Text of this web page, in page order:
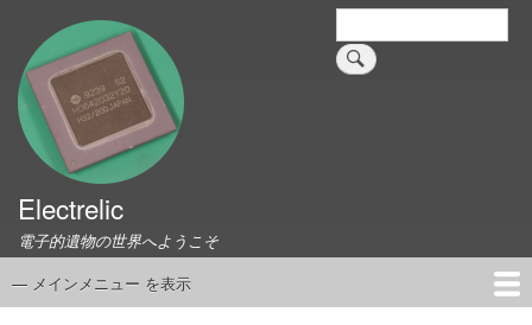
検
索
Electrelic
電子的遺物の世界へようこそ
メ
— メインメニュー を表示